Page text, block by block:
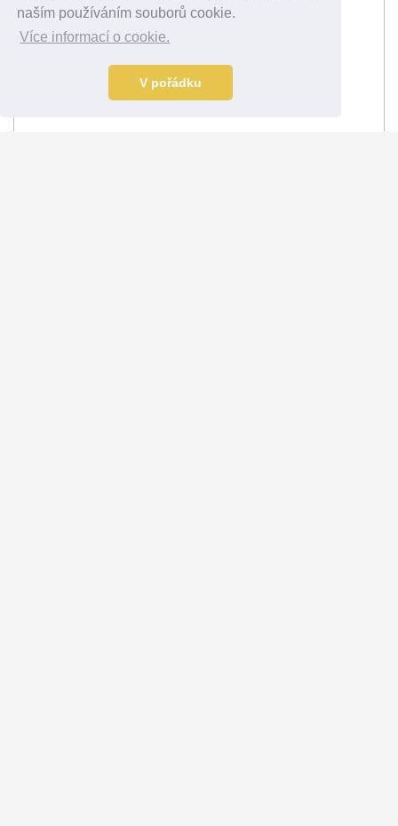
naším používáním souborů cookie.
Více informací o cookie.
V pořádku